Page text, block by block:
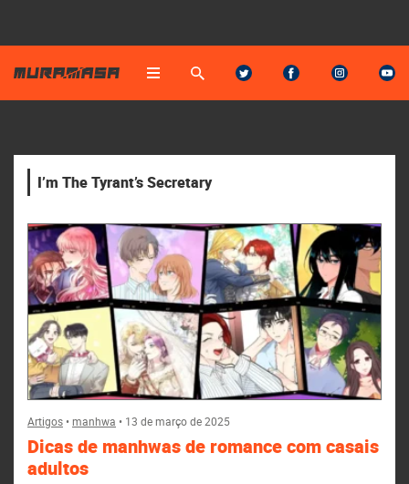
I’m The Tyrant’s Secretary
Artigos•manhwa • 13 de março de 2025
Dicas de manhwas de romance com casais
adultos